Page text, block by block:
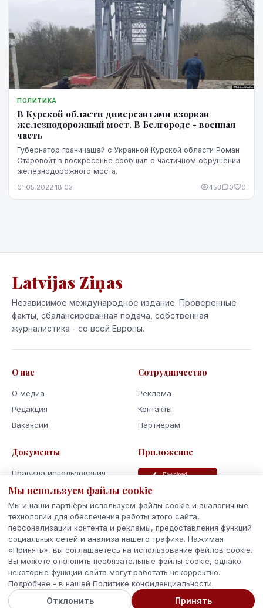
ПОЛИТИКА
В Курской области диверсантами взорван
железнодорожный мост. В Белгороде - военная
часть
Губернатор граничащей с Украиной Курской области Роман
Старовойт в воскресенье сообщил о частичном обрушении
железнодорожного моста.
01.05.2022 18:03 453 0 0
Latvijas Ziņas
Независимое международное издание. Проверенные
факты, сбалансированная подача, собственная
журналистика - со всей Европы.
О нас
О медиа
Редакция
Вакансии
Сотрудничество
Реклама
Контакты
Партнёрам
Документы
Правила использования
Политика
Использование cookie
Кодекс поведения и этики
Приложение
© 2026 Latvijas Ziņas. Все права защищены.
Сделано с
в Латвии
Мы используем файлы cookie
Мы и наши партнёры используем файлы cookie и аналогичные
технологии для обеспечения работы этого сайта,
персонализации контента и рекламы, предоставления функций
социальных сетей и анализа нашего трафика. Нажимая
«Принять», вы соглашаетесь на использование файлов cookie.
Вы можете отклонить необязательные файлы cookie, однако
некоторые функции сайта могут работать некорректно.
Подробнее - в нашей Политике конфиденциальности.
Отклонить Принять